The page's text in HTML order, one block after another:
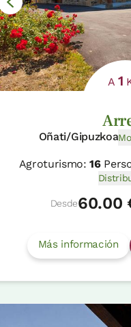
A 1
Oñati/Gipuzkoa
Agroturismo:16
Desde60.00
Más información